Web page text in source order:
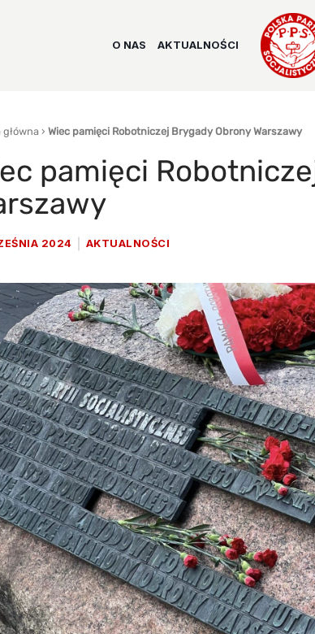
O NAS AKTUALNOŚCI
› Wiec pamięci Robotniczej Brygady Obrony Warszawy
pamięci
2024 AKTUALNOŚCI